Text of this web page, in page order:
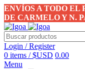
ENVÍOS A TODO EL
DE CARMELO Y N.
Login / Register
0 items / $USD 0.00
Menu